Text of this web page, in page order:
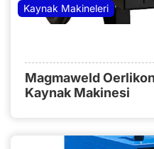
Kaynak Makineleri
Magmaweld
Kaynak Makinesi